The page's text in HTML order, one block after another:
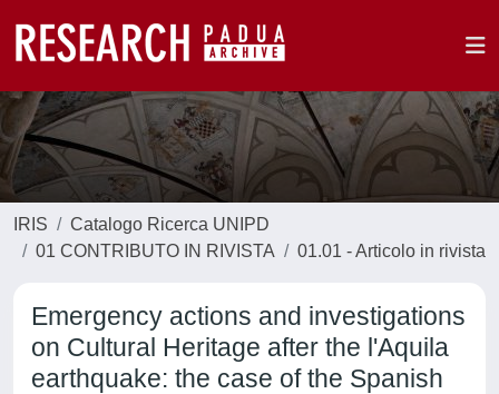
IRIS
Catalogo Ricerca UNIPD
01 CONTRIBUTO IN RIVISTA
01.01 - Articolo in rivista
Emergency actions and investigations
on Cultural Heritage after the l'Aquila
earthquake: the case of the Spanish